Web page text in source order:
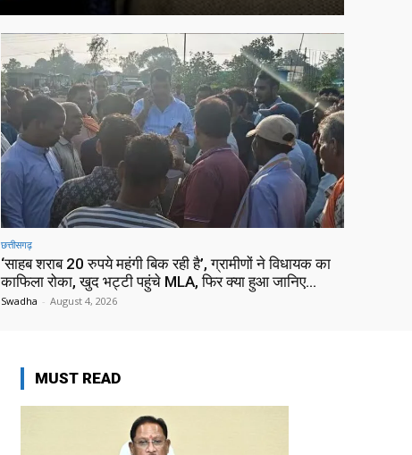
छत्तीसगढ़
‘साहब शराब 20 रुपये महंगी बिक रही है’, ग्रामीणों ने विधायक का
काफिला रोका, खुद भट्टी पहुंचे MLA, फिर क्या हुआ जानिए…
Swadha - August 4, 2026
MUST READ